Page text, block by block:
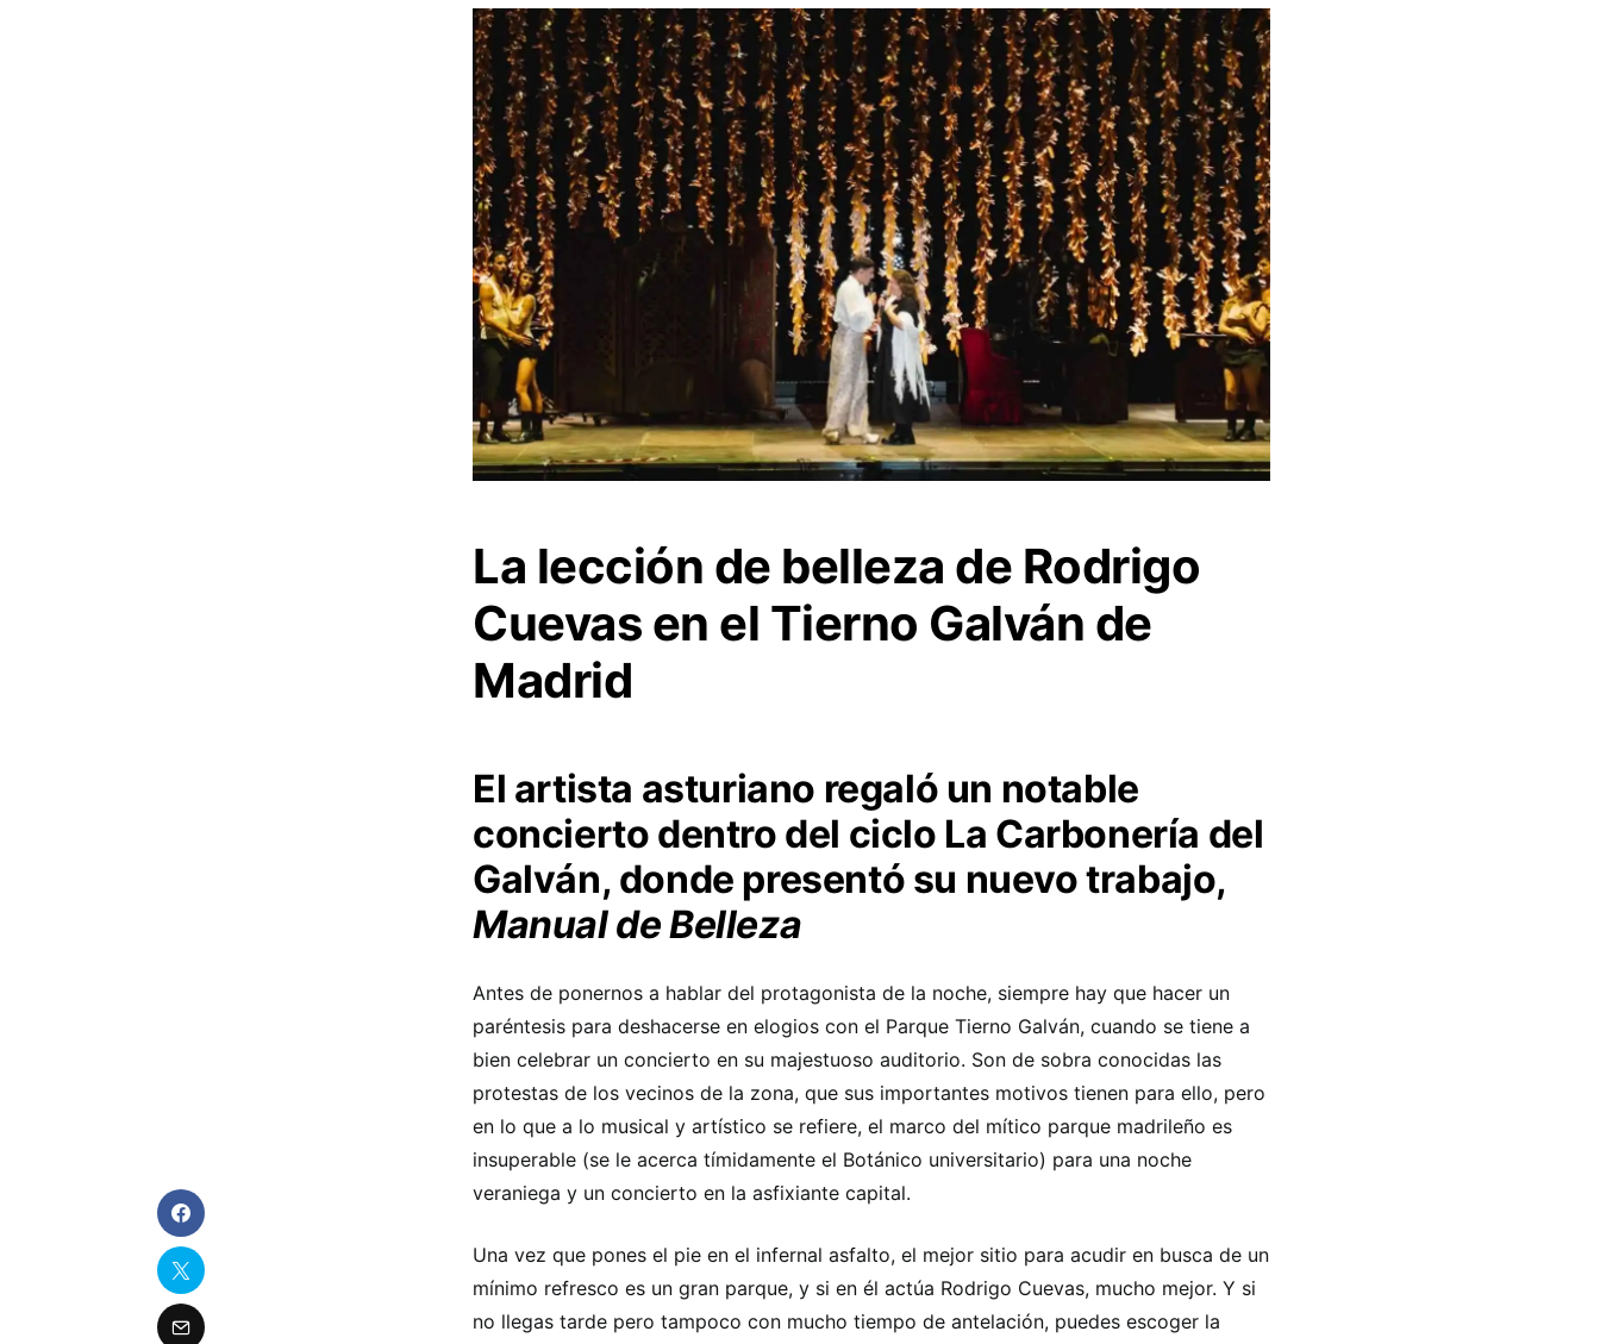
La lección de belleza de Rodrigo
Cuevas en el Tierno Galván de
Madrid
El artista asturiano regaló un notable
concierto dentro del ciclo La Carbonería del
Galván, donde presentó su nuevo trabajo,
Manual de Belleza
Antes de ponernos a hablar del protagonista de la noche, siempre hay que hacer un
paréntesis para deshacerse en elogios con el Parque Tierno Galván, cuando se tiene a
bien celebrar un concierto en su majestuoso auditorio. Son de sobra conocidas las
protestas de los vecinos de la zona, que sus importantes motivos tienen para ello, pero
en lo que a lo musical y artístico se refiere, el marco del mítico parque madrileño es
insuperable (se le acerca tímidamente el Botánico universitario) para una noche
veraniega y un concierto en la asfixiante capital.
Una vez que pones el pie en el infernal asfalto, el mejor sitio para acudir en busca de un
mínimo refresco es un gran parque, y si en él actúa Rodrigo Cuevas, mucho mejor. Y si
no llegas tarde pero tampoco con mucho tiempo de antelación, puedes escoger la